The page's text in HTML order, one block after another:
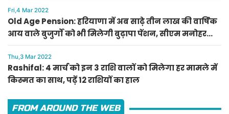
Fri,4 Mar 2022
Old Age Pension: हरियाणा में अब साढ़े तीन लाख की वार्षिक
आय वाले बुजुर्गों को भी मिलेगी बुढ़ापा पेंशन, सीएम मनोहर
लाल का ऐलान
Thu,3 Mar 2022
Rashifal: 4 मार्च को इन 3 राशि वालों को मिलेगा हर मामले में
किस्मत का साथ, पढ़ें 12 राशियों का हाल
FROM AROUND THE WEB